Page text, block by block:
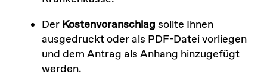
Der Kostenvoranschlag sollte Ihnen
ausgedruckt oder als PDF-Datei vorliegen
und dem Antrag als Anhang hinzugefügt
werden.